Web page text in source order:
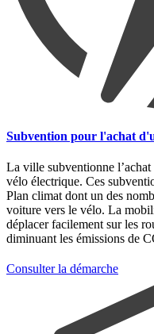
Subvention pour l'achat
La ville subventionne
vélo électrique. Ces
Plan climat dont un des
voiture vers le vélo. La
déplacer facilement sur les
diminuant les émissions de
Consulter la démarche